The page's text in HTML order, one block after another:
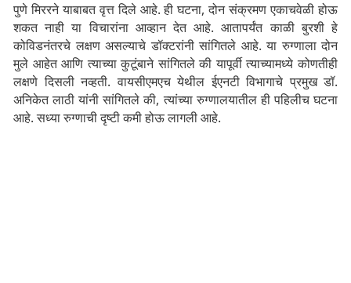
पुणे मिररने याबाबत वृत्त दिले आहे. ही घटना, दोन संक्रमण एकाचवेळी होऊ
शकत नाही या विचारांना आव्हान देत आहे. आतापर्यंत काळी बुरशी हे
कोविडनंतरचे लक्षण असल्याचे डॉक्टरांनी सांगितले आहे. या रुग्णाला दोन
मुले आहेत आणि त्याच्या कुटूंबाने सांगितले की यापूर्वी त्याच्यामध्ये कोणतीही
लक्षणे दिसली नव्हती. वायसीएमएच येथील ईएनटी विभागाचे प्रमुख डॉ.
अनिकेत लाठी यांनी सांगितले की, त्यांच्या रुग्णालयातील ही पहिलीच घटना
आहे. सध्या रुग्णाची दृष्टी कमी होऊ लागली आहे.